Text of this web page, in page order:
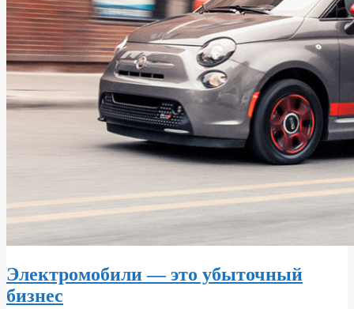
Электромобили — это убыточный
бизнес